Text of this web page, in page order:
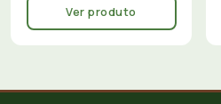
Ver produto